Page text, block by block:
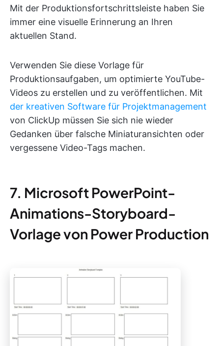
Mit der Produktionsfortschrittsleiste haben Sie
immer eine visuelle Erinnerung an Ihren
aktuellen Stand.
Verwenden Sie diese Vorlage für
Produktionsaufgaben, um optimierte YouTube-
Videos zu erstellen und zu veröffentlichen. Mit
der kreativen Software für Projektmanagement
von ClickUp müssen Sie sich nie wieder
Gedanken über falsche Miniaturansichten oder
vergessene Video-Tags machen.
7. Microsoft PowerPoint-
Animations-Storyboard-
Vorlage von Power Production